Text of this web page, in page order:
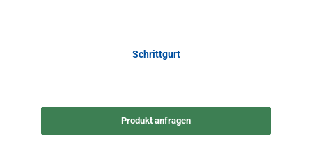
Schrittgurt
Produkt anfragen